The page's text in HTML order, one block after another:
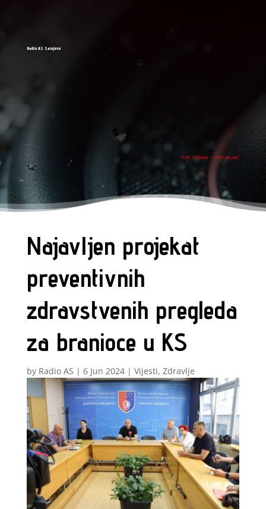
Radio AS Sarajevo
tvoj ritam - tvoj grad
Najavljen projekat
preventivnih
zdravstvenih pregleda
za branioce u KS
by Radio AS | 6 Jun 2024| Vijesti, Zdravlje